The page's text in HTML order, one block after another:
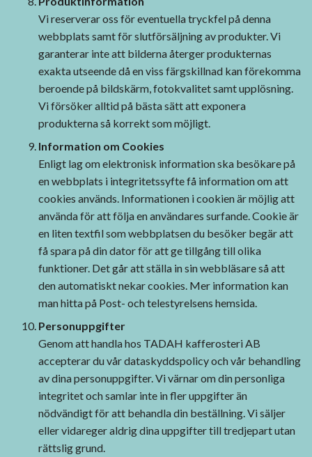
Vi reserverar oss för eventuella tryckfel på denna
webbplats samt för slutförsäljning av produkter. Vi
garanterar inte att bilderna återger produkternas
exakta utseende då en viss färgskillnad kan förekomma
beroende på bildskärm, fotokvalitet samt upplösning.
Vi försöker alltid på bästa sätt att exponera
produkterna så korrekt som möjligt.
Information om Cookies
Enligt lag om elektronisk information ska besökare på
en webbplats i integritetssyfte få information om att
cookies används. Informationen i cookien är möjlig att
använda för att följa en användares surfande. Cookie är
en liten textfil som webbplatsen du besöker begär att
få spara på din dator för att ge tillgång till olika
funktioner. Det går att ställa in sin webbläsare så att
den automatiskt nekar cookies. Mer information kan
man hitta på Post- och telestyrelsens hemsida.
Personuppgifter
Genom att handla hos TADAH kafferosteri AB
accepterar du vår dataskyddspolicy och vår behandling
av dina personuppgifter. Vi värnar om din personliga
integritet och samlar inte in fler uppgifter än
nödvändigt för att behandla din beställning. Vi säljer
eller vidareger aldrig dina uppgifter till tredjepart utan
rättslig grund.